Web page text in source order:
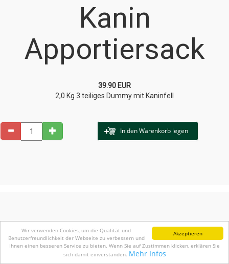
Akzeptieren
Wir verwenden Cookies, um die Qualität und
Benutzerfreundlichkeit der Webseite zu verbessern und
Ihnen einen besseren Service zu bieten. Wenn Sie auf Zustimmen klicken, erklären Sie
sich damit einverstanden. Mehr Infos
Kanin
Apportiersack
39.90 EUR
2,0 Kg 3 teiliges Dummy mit Kaninfell
In den Warenkorb legen